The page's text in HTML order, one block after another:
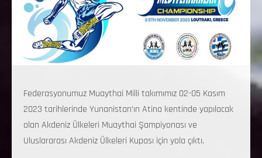
Federasyonumuz Muaythai Milli takımımız 02-05 Kasım
2023 tarihlerinde Yunanistan’ın Atina kentinde yapılacak
olan Akdeniz Ülkeleri Muaythai Şampiyonası ve
Uluslararası Akdeniz Ülkeleri Kupası için yola çıktı.